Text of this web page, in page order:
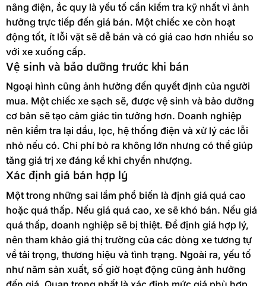
nâng điện, ắc quy là yếu tố cần kiểm tra kỹ nhất vì ảnh
hưởng trực tiếp đến giá bán. Một chiếc xe còn hoạt
động tốt, ít lỗi vặt sẽ dễ bán và có giá cao hơn nhiều so
với xe xuống cấp.
Vệ sinh và bảo dưỡng trước khi bán
Ngoại hình cũng ảnh hưởng đến quyết định của người
mua. Một chiếc xe sạch sẽ, được vệ sinh và bảo dưỡng
cơ bản sẽ tạo cảm giác tin tưởng hơn. Doanh nghiệp
nên kiểm tra lại dầu, lọc, hệ thống điện và xử lý các lỗi
nhỏ nếu có. Chi phí bỏ ra không lớn nhưng có thể giúp
tăng giá trị xe đáng kể khi chyển nhượng.
Xác định giá bán hợp lý
Một trong những sai lầm phổ biến là định giá quá cao
hoặc quá thấp. Nếu giá quá cao, xe sẽ khó bán. Nếu giá
quá thấp, doanh nghiệp sẽ bị thiệt. Để định giá hợp lý,
nên tham khảo giá thị trường của các dòng xe tương tự
về tải trọng, thương hiệu và tình trạng. Ngoài ra, yếu tố
như năm sản xuất, số giờ hoạt động cũng ảnh hưởng